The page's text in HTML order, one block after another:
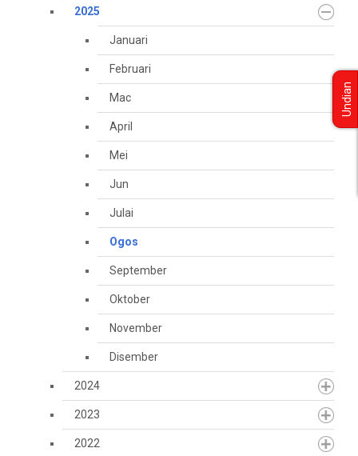
2025
Januari
Februari
Mac
April
Mei
Jun
Julai
Ogos
September
Oktober
November
Disember
2024
2023
2022
Undian